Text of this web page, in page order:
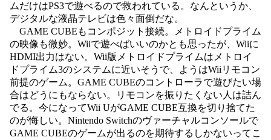
ムだけはPS3で遊べるので救われている。なんというか、
デジタルな液晶テレビは色々面倒だな。
GAME CUBEもコンポジット接続。メトロイドプライム
の映像も微妙。Wiiで遊べばいいのかとも思ったが、Wiiに
HDMI出力はない。Wii版メトロイドプライムはメトロイ
ドプライム3のシステムに近いそうで、ようはWiiリモコン
前提のゲーム。GAME CUBEのコントローラで遊びたい場
合はどうにもならない。リモコンを振りたくない人は詰ん
でる。今になってWii UがGAME CUBE互換を切り捨てた
のが悔しい。Nintendo Switchのヴァーチャルコンソールで
GAME CUBEのゲームが出るのを期待するしかないってこ